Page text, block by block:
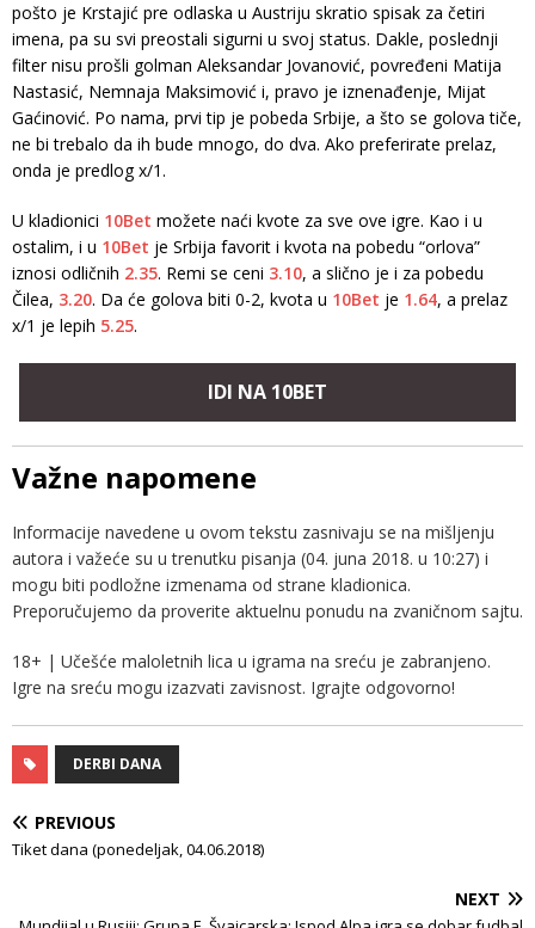
pošto je Krstajić pre odlaska u Austriju skratio spisak za četiri
imena, pa su svi preostali sigurni u svoj status. Dakle, poslednji
filter nisu prošli golman Aleksandar Jovanović, povređeni Matija
Nastasić, Nemnaja Maksimović i, pravo je iznenađenje, Mijat
Gaćinović. Po nama, prvi tip je pobeda Srbije, a što se golova tiče,
ne bi trebalo da ih bude mnogo, do dva. Ako preferirate prelaz,
onda je predlog x/1.
U kladionici 10Bet možete naći kvote za sve ove igre. Kao i u
ostalim, i u 10Bet je Srbija favorit i kvota na pobedu “orlova”
iznosi odličnih 2.35. Remi se ceni 3.10, a slično je i za pobedu
Čilea, 3.20. Da će golova biti 0-2, kvota u 10Bet je 1.64, a prelaz
x/1 je lepih 5.25.
IDI NA 10BET
Važne napomene
Informacije navedene u ovom tekstu zasnivaju se na mišljenju
autora i važeće su u trenutku pisanja (04. juna 2018. u 10:27) i
mogu biti podložne izmenama od strane kladionica.
Preporučujemo da proverite aktuelnu ponudu na zvaničnom sajtu.
18+ | Učešće maloletnih lica u igrama na sreću je zabranjeno.
Igre na sreću mogu izazvati zavisnost. Igrajte odgovorno!
DERBI DANA
PREVIOUS
Tiket dana (ponedeljak, 04.06.2018)
NEXT